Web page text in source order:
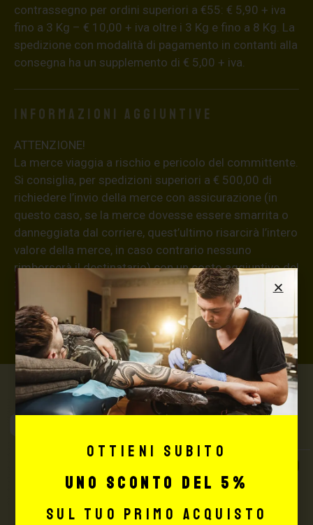
contrassegno per ordini superiori a €55: € 5,90 + iva
fino a 3 Kg – € 10,00 + iva oltre i 3 Kg e fino a 8 Kg. La
spedizione con modalità di pagamento in contanti alla
consegna ha un supplemento di € 5,00 + iva.
Informazioni aggiuntive
ATTENZIONE!
La merce viaggia a rischio e pericolo del committente.
Si consiglia, per spedizioni superiori a € 500,00 di
richiedere l’invio della merce con assicurazione (in
questo caso, se la merce dovesse essere smarrita o
danneggiata dal corriere, quest’ultimo risarcirà l’intero
valore della merce, in caso contrario nessuno
rimborserà il destinatario) con un costo aggiuntivo del
3,5% sul valore totale del carrello, da richiedere prima
di concludere il pagamento al seguente indirizzo:
shop@maxsignorello.it
Max Signorello
TUTTO PER IL TUO
TATTOO STUDIO
Ottieni subito
uno sconto del 5%
sul tuo primo acquisto